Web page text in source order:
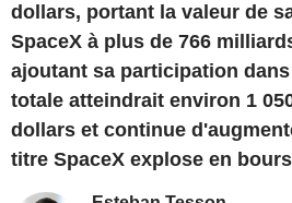
dollars, portant la valeur de
SpaceX à plus de 766
ajoutant sa participation
totale atteindrait environ 1
dollars et continue
titre SpaceX explose en